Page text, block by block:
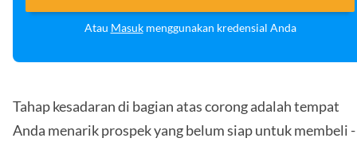
Atau Masukmenggunakan kredensial Anda
Tahap kesadaran di bagian atas corong adalah tempat
Anda menarik prospek yang belum siap untuk membeli -